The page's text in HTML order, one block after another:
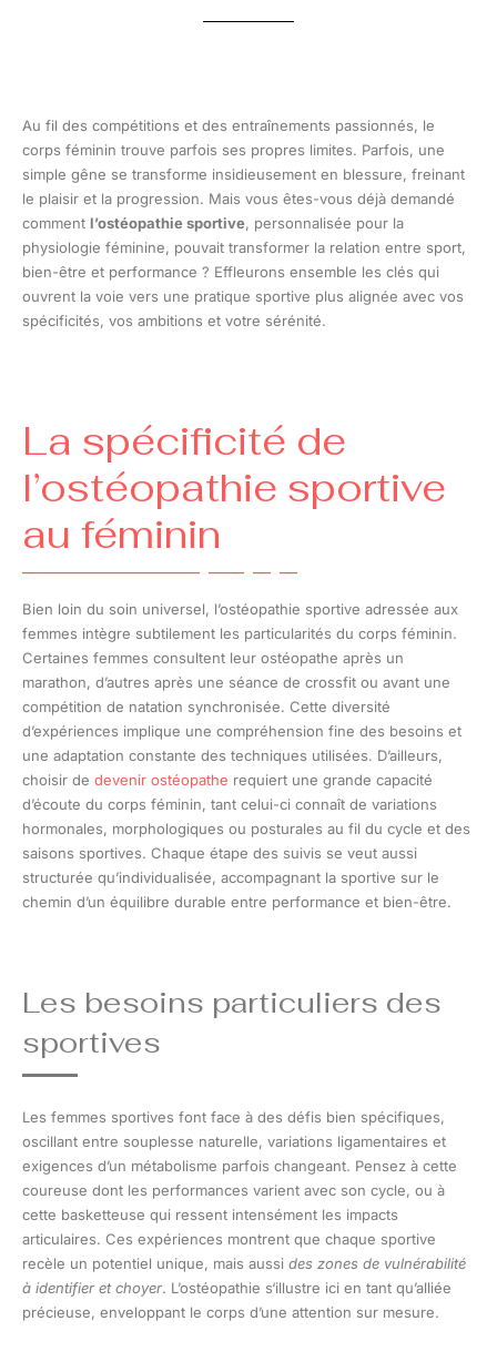
Au fil des compétitions et des entraînements passionnés, le
corps féminin trouve parfois ses propres limites. Parfois, une
simple gêne se transforme insidieusement en blessure, freinant
le plaisir et la progression. Mais vous êtes-vous déjà demandé
comment l’ostéopathie sportive, personnalisée pour la
physiologie féminine, pouvait transformer la relation entre sport,
bien-être et performance ? Effleurons ensemble les clés qui
ouvrent la voie vers une pratique sportive plus alignée avec vos
spécificités, vos ambitions et votre sérénité.
La spécificité de
l’ostéopathie sportive
au féminin
Bien loin du soin universel, l’ostéopathie sportive adressée aux
femmes intègre subtilement les particularités du corps féminin.
Certaines femmes consultent leur ostéopathe après un
marathon, d’autres après une séance de crossfit ou avant une
compétition de natation synchronisée. Cette diversité
d’expériences implique une compréhension fine des besoins et
une adaptation constante des techniques utilisées. D’ailleurs,
choisir de devenir ostéopathe requiert une grande capacité
d’écoute du corps féminin, tant celui-ci connaît de variations
hormonales, morphologiques ou posturales au fil du cycle et des
saisons sportives. Chaque étape des suivis se veut aussi
structurée qu’individualisée, accompagnant la sportive sur le
chemin d’un équilibre durable entre performance et bien-être.
Les besoins particuliers des
sportives
Les femmes sportives font face à des défis bien spécifiques,
oscillant entre souplesse naturelle, variations ligamentaires et
exigences d’un métabolisme parfois changeant. Pensez à cette
coureuse dont les performances varient avec son cycle, ou à
cette basketteuse qui ressent intensément les impacts
articulaires. Ces expériences montrent que chaque sportive
recèle un potentiel unique, mais aussi des zones de vulnérabilité
à identifier et choyer. L’ostéopathie s‘illustre ici en tant qu’alliée
précieuse, enveloppant le corps d’une attention sur mesure.